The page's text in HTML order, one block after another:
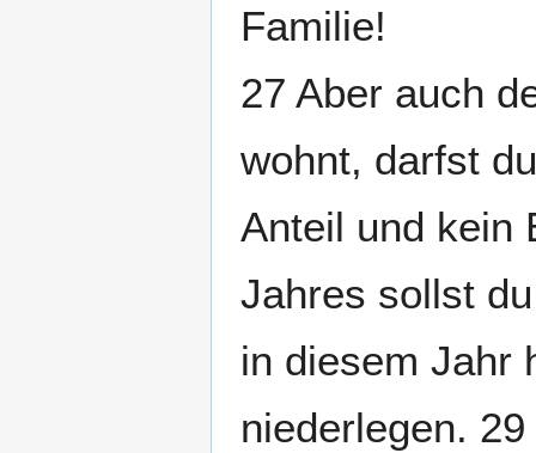
Familie!
27 Aber auch
wohnt, darfst
Anteil und kein
Jahres sollst
in diesem Jahr
niederlegen.